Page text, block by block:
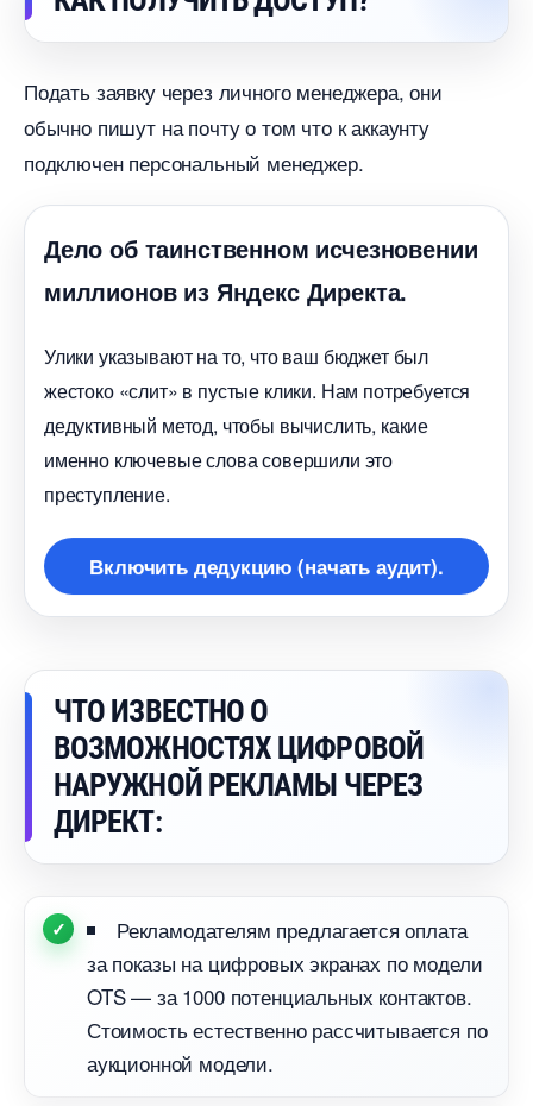
Подать заявку через личного менеджера, они
обычно пишут на почту о том что к аккаунту
подключен персональный менеджер.
Дело об таинственном исчезновении
миллионов из Яндекс Директа.
Улики указывают на то, что ваш бюджет был
жестоко «слит» в пустые клики. Нам потребуется
дедуктивный метод, чтобы вычислить, какие
именно ключевые слова совершили это
преступление.
ключить дедукцию (начать аудит).
ЧТО ИЗВЕСТНО О
ОЗМОЖНОСТЯХ ЦИФРОВОЙ
НАРУЖНОЙ РЕКЛАМЫ ЧЕРЕЗ
ДИРЕКТ:
Рекламодателям предлагается оплата
за показы на цифровых экранах по модели
OTS — за 1000 потенциальных контактов.
Стоимость естественно рассчитывается по
аукционной модели.